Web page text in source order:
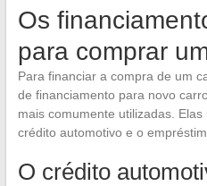
Os
para comprar
Para financiar a compra de um
de financiamento para novo
mais comumente utilizadas.
crédito automotivo e o
O crédito